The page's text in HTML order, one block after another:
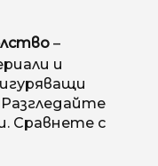
–
и
Сравнете с